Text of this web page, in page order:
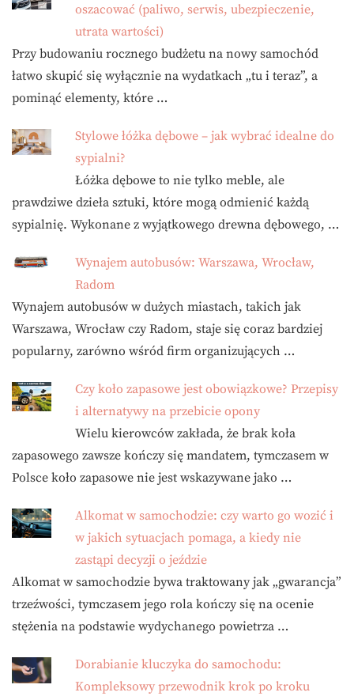
oszacować (paliwo, serwis, ubezpieczenie,
utrata wartości)
Przy budowaniu rocznego budżetu na nowy samochód
łatwo skupić się wyłącznie na wydatkach „tu i teraz”, a
pominąć elementy, które …
Stylowe łóżka dębowe – jak wybrać idealne do
sypialni?
Łóżka dębowe to nie tylko meble, ale
prawdziwe dzieła sztuki, które mogą odmienić każdą
sypialnię. Wykonane z wyjątkowego drewna dębowego, …
Wynajem autobusów: Warszawa, Wrocław,
Radom
Wynajem autobusów w dużych miastach, takich jak
Warszawa, Wrocław czy Radom, staje się coraz bardziej
popularny, zarówno wśród firm organizujących …
Czy koło zapasowe jest obowiązkowe? Przepisy
i alternatywy na przebicie opony
Wielu kierowców zakłada, że brak koła
zapasowego zawsze kończy się mandatem, tymczasem w
Polsce koło zapasowe nie jest wskazywane jako …
Alkomat w samochodzie: czy warto go wozić i
w jakich sytuacjach pomaga, a kiedy nie
zastąpi decyzji o jeździe
Alkomat w samochodzie bywa traktowany jak „gwarancja”
trzeźwości, tymczasem jego rola kończy się na ocenie
stężenia na podstawie wydychanego powietrza …
Dorabianie kluczyka do samochodu:
Kompleksowy przewodnik krok po kroku